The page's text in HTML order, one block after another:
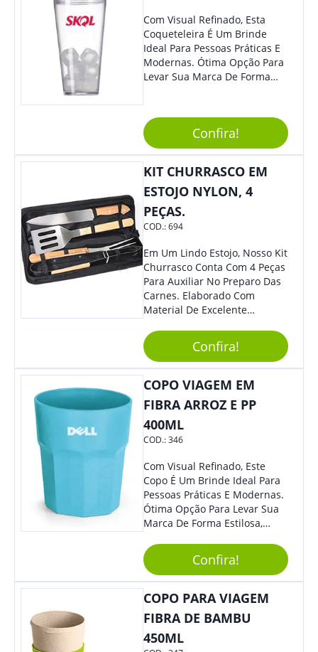
Com Visual Refinado, Esta
Coqueteleira É Um Brinde
Ideal Para Pessoas Práticas E
Modernas. Ótima Opção Para
Levar Sua Marca De Forma
Reuniões Corporativas Ou Até
Mesmo Para Presentear
Colaboradores E Parceiros De
Confira!
KIT CHURRASCO EM
ESTOJO NYLON, 4
PEÇAS.
COD.:694
Em Um Lindo Estojo, Nosso Kit
Churrasco Conta Com 4 Peças
Para Auxiliar No Preparo Das
Carnes. Elaborado Com
Material De Excelente
Tradicional, Sem Dúvidas É O
Brinde Certo Para Todos Os
Públicos. Personalize-O Com
Sua Marca. Seus Clientes E
Irão Adorar.
Confira!
COPO VIAGEM EM
FIBRA ARROZ E PP
400ML
COD.:346
Com Visual Refinado, Este
Copo É Um Brinde Ideal Para
Pessoas Práticas E Modernas.
Ótima Opção Para Levar Sua
Marca De Forma Estilosa,
Empresa Em Eventos,
Reuniões Corporativas Ou Até
Mesmo Para Presentear
Colaboradores.
Confira!
COPO PARA VIAGEM
FIBRA DE BAMBU
450ML